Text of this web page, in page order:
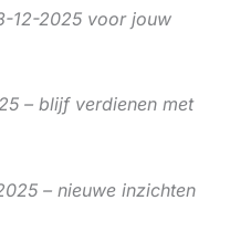
12-2025 voor jouw
– blijf verdienen met
– nieuwe inzichten